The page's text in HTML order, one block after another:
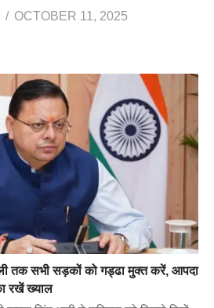
OCTOBER 11, 2025
तक सभी सड़कों को गड्ढा मुक्त करें, आपदा
का रखें ख्याल